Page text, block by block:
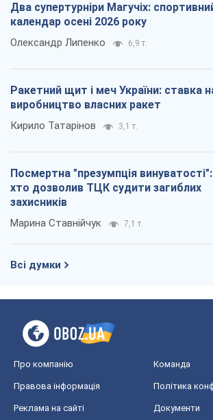
Два супертурніри Магучіх:
календар осені 2026 року
Олександр Липенко 6,9 т.
Ракетний щит і меч України: ставка
виробництво власних ракет
Кирило Татарінов 3,1 т.
Посмертна "презумпція винуватості":
хто дозволив ТЦК судити загиблих
захисників
Марина Ставнійчук 7,1 т.
Всі думки
Про компанію Команда
Правова інформація Політика
Реклама на сайті Документи